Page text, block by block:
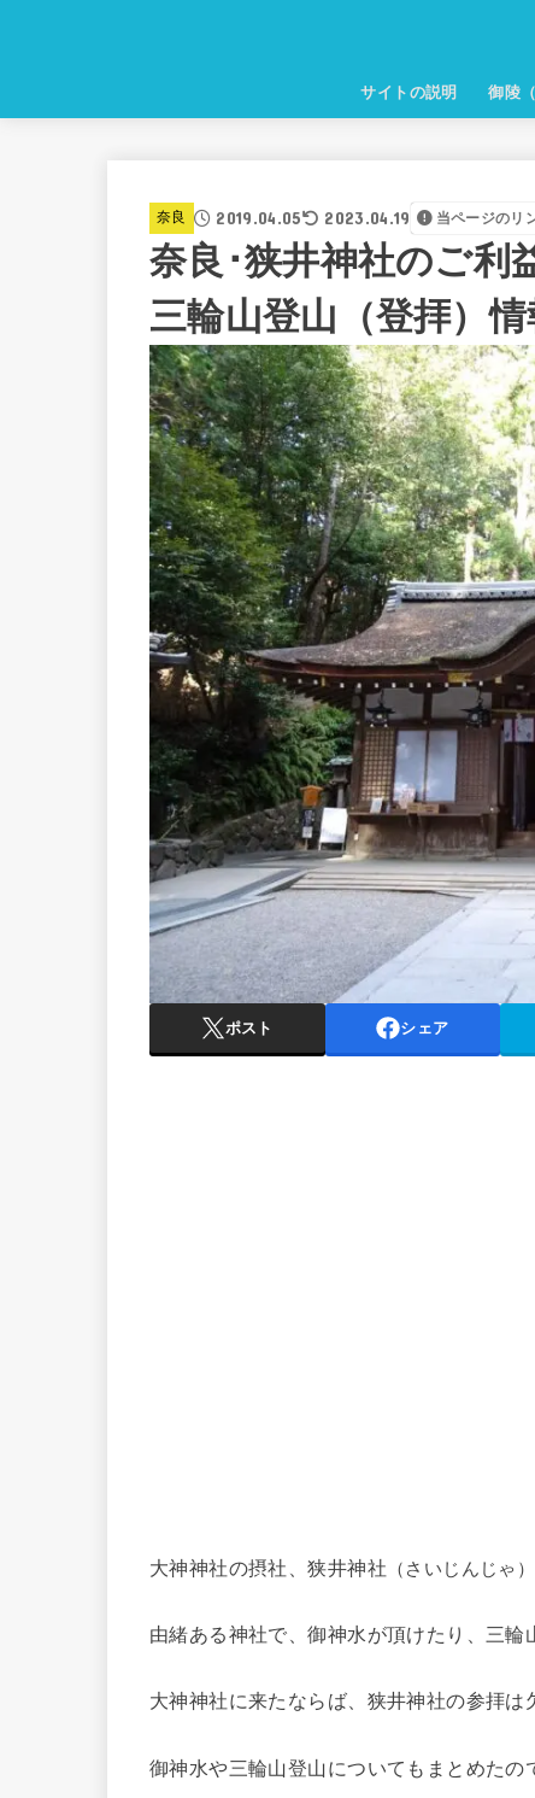
サイトの説明 御陵
奈良 2019.04.05 2023.04.19 当ページのリ
奈良･狭井神社のご利
三輪山登山（登拝）情
ポスト シェア
大神神社の摂社、狭井神社 （さいじんじゃ）
由緒ある神社で、御神水が頂けたり、三輪
大神神社に来たならば、狭井神社の参拝は
御神水や三輪山登山についてもまとめたの